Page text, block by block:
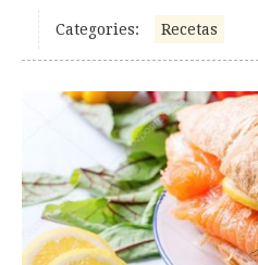
Categories: Recetas